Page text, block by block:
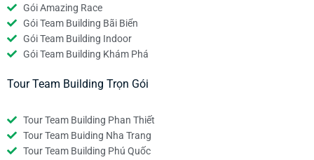
Gói Amazing Race
Gói Team Building Bãi Biển
Gói Team Building Indoor
Gói Team Building Khám Phá
Tour Team Building Trọn Gói
Tour Team Building Phan Thiết
Tour Team Buiding Nha Trang
Tour Team Building Phú Quốc